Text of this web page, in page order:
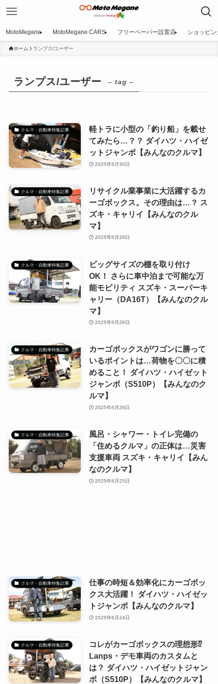
MotoMegane MotoMegane CARS フリーペーパー設置店 ショッピン
ホーム ランプス/ユーザー
ランプス/ユーザー – tag –
クルマ・自動車特集記事
軽トラに小型の「釣り船」を載せ
てみたら…？？ ダイハツ・ハイゼ
ットジャンボ【みんなのクルマ】
2025年6月30日
クルマ・自動車特集記事
リサイクル業事業に大活躍するカ
ーゴボックス。その理由は…？ ス
ズキ・キャリイ【みんなのクル
マ】
2025年6月29日
クルマ・自動車特集記事
ビッグサイズの棚を取り付け
OK！ さらに車中泊まで可能な万
能モビリティ スズキ・スーパーキ
ャリー（DA16T）【みんなのクル
マ】
2025年6月28日
クルマ・自動車特集記事
カーゴボックスがワゴンに勝って
いるポイントは…荷物を〇〇に積
めること！ ダイハツ・ハイゼット
ジャンボ（S510P）【みんなのク
ルマ】
2025年6月26日
クルマ・自動車特集記事
風呂・シャワー・トイレ完備の
「住めるクルマ」の正体は…災害
支援車両 スズキ・キャリイ【みん
なのクルマ】
2025年6月25日
クルマ・自動車特集記事
仕事の時短＆効率化にカーゴボッ
クス大活躍！ ダイハツ・ハイゼッ
トジャンボ【みんなのクルマ】
2025年6月24日
クルマ・自動車特集記事
コレがカーゴボックスの理想形⁉
Lanps・デモ車両のカスタムと
は？ ダイハツ・ハイゼットジャン
ボ（S510P）【みんなのクルマ】